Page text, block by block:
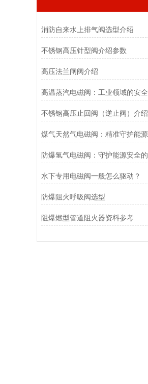
消防自来水上排气阀选型介绍
不锈钢高压针型阀介绍参数
高压法兰闸阀介绍
不锈钢高压止回阀（逆止阀）介绍
水下专用电磁阀一般怎么驱动？
防爆阻火呼吸阀选型
阻爆燃型管道阻火器资料参考